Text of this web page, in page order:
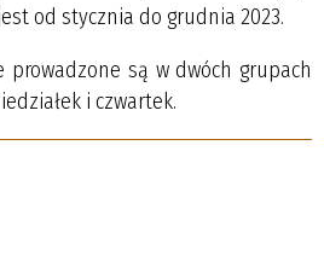
od stycznia do grudnia 2023.
prowadzone są w dwóch grupach
i czwartek.